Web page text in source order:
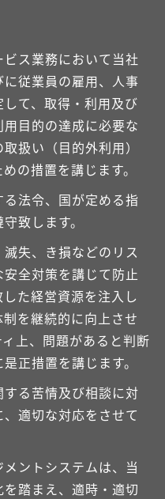
ス業務において当社
従業員の雇用、人事
て、取得・利用及び
目的の達成に必要な
扱い（目的外利用）
の措置を講じます。
法令、国が定める指
致します。
失、き損などのリス
全対策を講じて防止
た経営資源を注入し
を継続的に向上させ
上、問題があると判断
正措置を講じます。
る苦情及び相談に対
適切な対応をさせて
ントシステムは、当
踏まえ、適時・適切